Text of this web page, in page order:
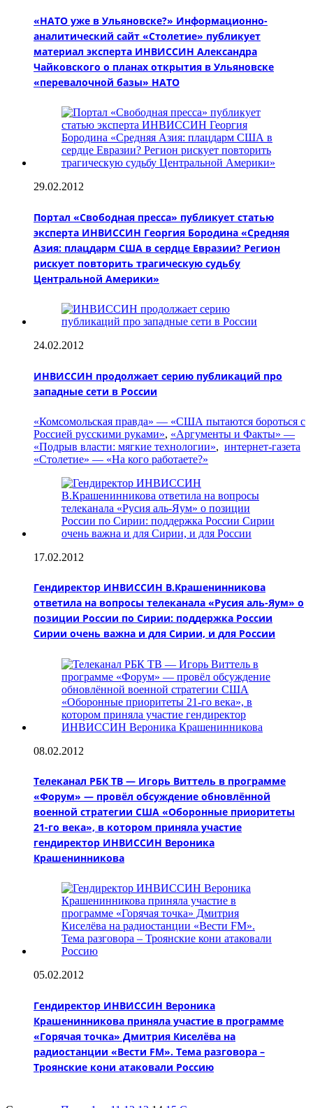
«НАТО уже в Ульяновске?» Информационно-
аналитический сайт «Столетие» публикует
материал эксперта ИНВИССИН Александра
Чайковского о планах открытия в Ульяновске
«перевалочной базы» НАТО
29.02.2012
Портал «Свободная пресса» публикует статью
эксперта ИНВИССИН Георгия Бородина «Средняя
Азия: плацдарм США в сердце Евразии? Регион
рискует повторить трагическую судьбу
Центральной Америки»
24.02.2012
ИНВИССИН продолжает серию публикаций про
западные сети в России
«Комсомольская правда» — «США пытаются бороться с
Россией русскими руками», «Аргументы и Факты» —
«Подрыв власти: мягкие технологии», интернет-газета
«Столетие» — «На кого работаете?»
17.02.2012
Гендиректор ИНВИССИН В.Крашенинникова
ответила на вопросы телеканала «Русия аль-Яум» о
позиции России по Сирии: поддержка России
Сирии очень важна и для Сирии, и для России
08.02.2012
Телеканал РБК ТВ — Игорь Виттель в программе
«Форум» — провёл обсуждение обновлённой
военной стратегии США «Оборонные приоритеты
21-го века», в котором приняла участие
гендиректор ИНВИССИН Вероника
Крашенинникова
05.02.2012
Гендиректор ИНВИССИН Вероника
Крашенинникова приняла участие в программе
«Горячая точка» Дмитрия Киселёва на
радиостанции «Вести FM». Тема разговора –
Троянские кони атаковали Россию